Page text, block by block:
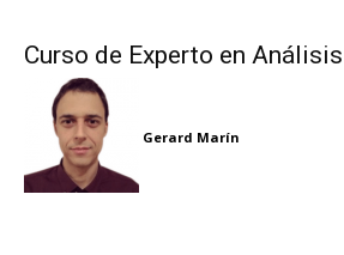
Curso de Experto en
Gerard Marín